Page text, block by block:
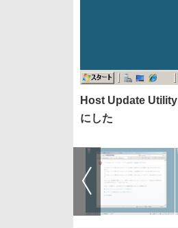
Host Update Utility
にした